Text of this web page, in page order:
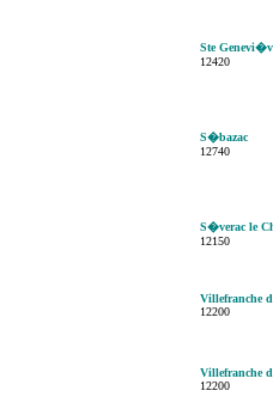
Ste
12420
S�bazac
12740
S�verac le
12150
Villefranche
12200
Villefranche
12200